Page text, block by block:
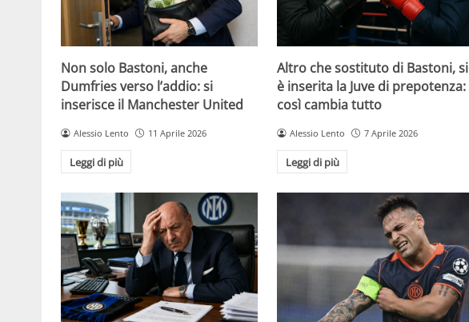
Non solo Bastoni, anche
Dumfries verso l’addio: si
inserisce il Manchester United
Alessio Lento 11 Aprile 2026
Leggi di più
Altro che sostituto di Bastoni, si
è inserita la Juve di prepotenza:
così cambia tutto
Alessio Lento 7 Aprile 2026
Leggi di più